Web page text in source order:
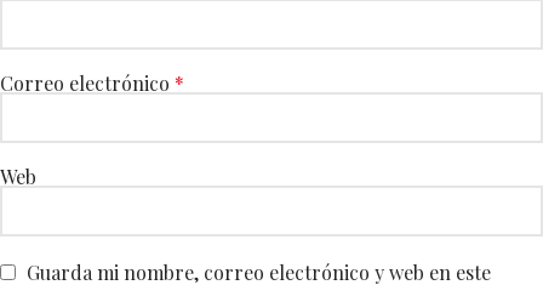
Correo electrónico *
Web
Guarda mi nombre, correo electrónico y web en este